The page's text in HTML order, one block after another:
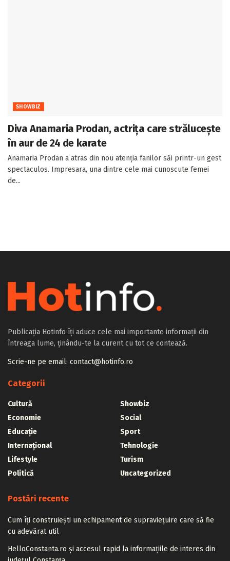
SHOWBIZ
Diva Anamaria Prodan, actrița care strălucește
în aur de 24 de karate
Anamaria Prodan a atras din nou atenția fanilor săi printr-un gest
spectaculos. Impresara, una dintre cele mai cunoscute femei
de...
Publicația Hotinfo îți aduce cele mai importante informații din
întreaga lume, ținându-te la curent cu tot ce contează.
Scrie-ne pe email: contact@hotinfo.ro
Categorii
Cultură
Economie
Educație
Internațional
Lifestyle
Politică
Showbiz
Social
Sport
Tehnologie
Turism
Uncategorized
Postări recente
Cum îți construiești un echipament de supraviețuire care să fie
cu adevărat util
HelloConstanta.ro și accesul rapid la informațiile de interes din